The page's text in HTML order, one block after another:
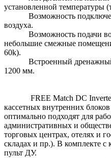
установленной температуры
Возможность
воздуха.
Возможность подачи
небольшие смежные
60k).
Встроенный дренажный
1200 мм.
FREE Match DC Inverter
кассетных внутренних
оптимально подходят для
административных и
торговых центрах, отелях и
складах и пр.). В комплекте с
пульт ДУ.